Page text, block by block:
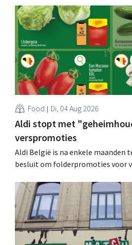
Food Di, 04 Aug 2026
Aldi stopt met
verspromoties
Aldi België is na enkele maanden
besluit om folderpromoties voor
werking treden: "Onze klanten
geïnformeerd worden." .